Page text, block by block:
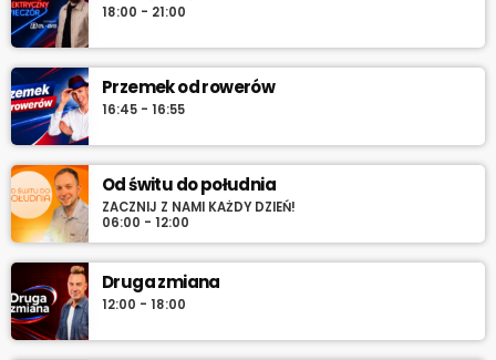
18:00 - 21:00
Przemek od rowerów
16:45 - 16:55
Od świtu do południa
ZACZNIJ Z NAMI KAŻDY DZIEŃ!
06:00 - 12:00
Druga zmiana
12:00 - 18:00